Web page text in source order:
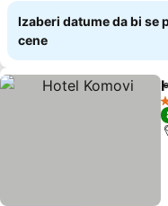
Izaberi datume da bi se
cene